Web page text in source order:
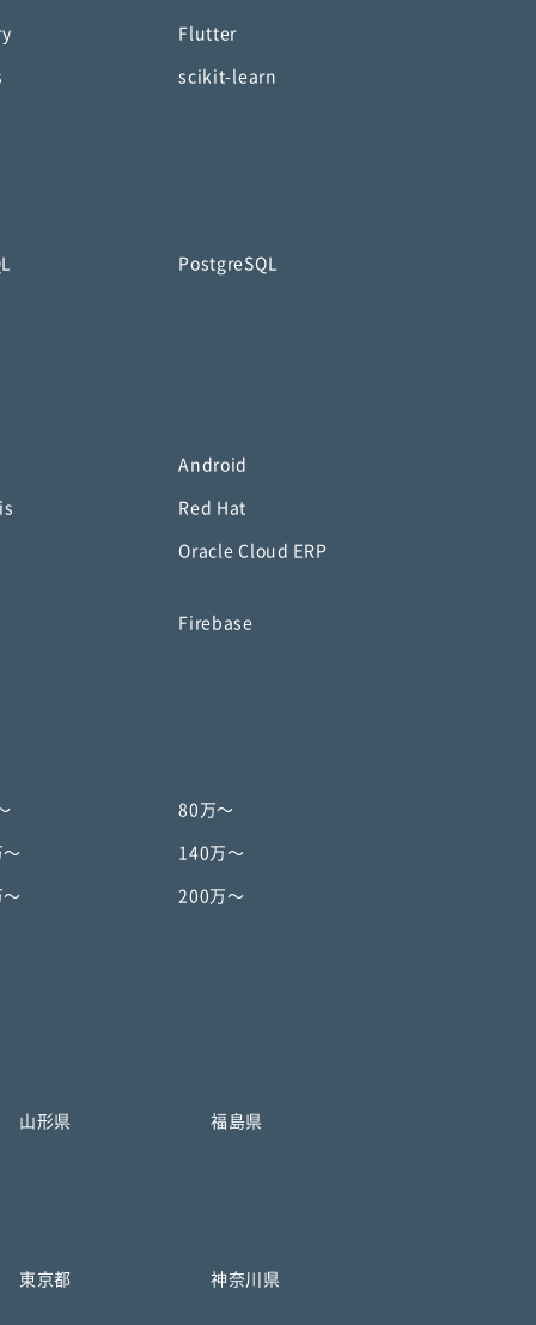
Flutter
scikit-learn
PostgreSQL
Android
Red Hat
Oracle Cloud ERP
Firebase
80万〜
〜 140万〜
〜 200万〜
山形県 福島県
東京都 神奈川県